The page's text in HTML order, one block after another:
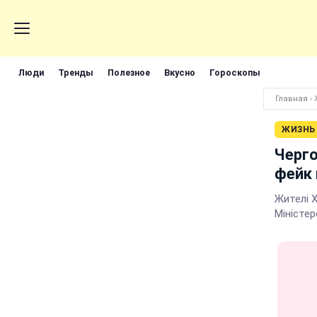
Люди Тренды Полезное Вкусно Гороскопы
Главная ›
ЖИЗНЬ
фейк
Жителі